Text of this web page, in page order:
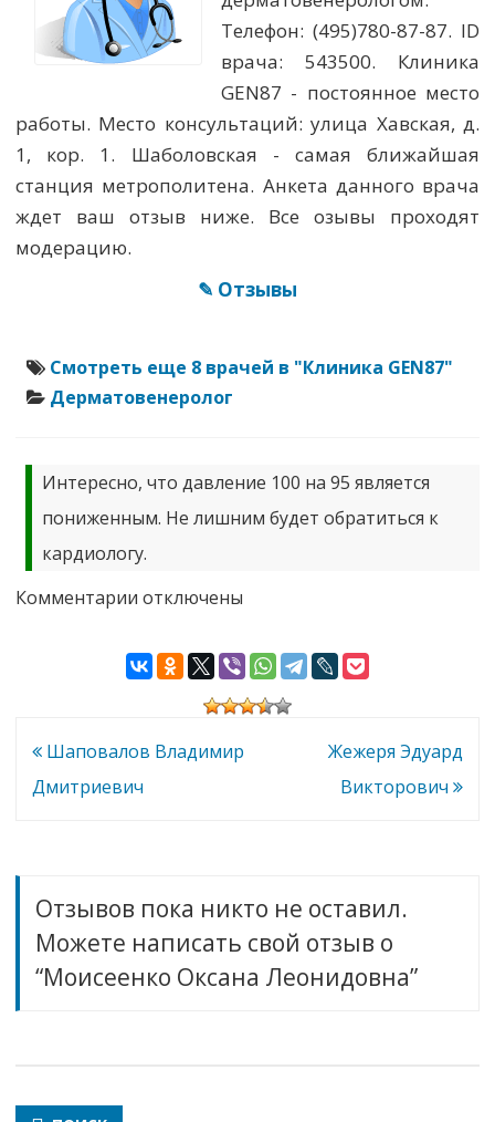
Телефон: (495)780-87-87. ID
врача: 543500. Клиника
GEN87 - постоянное место
работы. Место консультаций: улица Хавская, д.
1, кор. 1. Шаболовская - самая ближайшая
станция метрополитена. Анкета данного врача
ждет ваш отзыв ниже. Все озывы проходят
модерацию.
✎ Отзывы
Смотреть еще 8 врачей в "Клиника GEN87"
Дерматовенеролог
Интересно, что давление 100 на 95 является
пониженным. Не лишним будет обратиться к
кардиологу.
Комментарии к
Оксана
Леонидовна
отключены
Навигация
по
Шаповалов Владимир
Дмитриевич
Жежеря Эдуард
Викторович
Отзывов пока никто не оставил.
Можете написать свой отзыв о
“Моисеенко Оксана Леонидовна”